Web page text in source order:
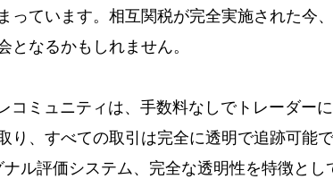
っています。相互関税が完全実施された今
となるかもしれません。
コミュニティは、手数料なしでトレーダー
り、すべての取引は完全に透明で追跡可能
ル評価システム、完全な透明性を特徴と